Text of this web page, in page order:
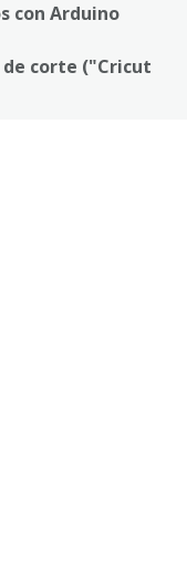
con Arduino
corte ("Cricut